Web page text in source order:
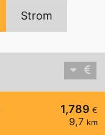
Strom
1,789 €
9,7 km